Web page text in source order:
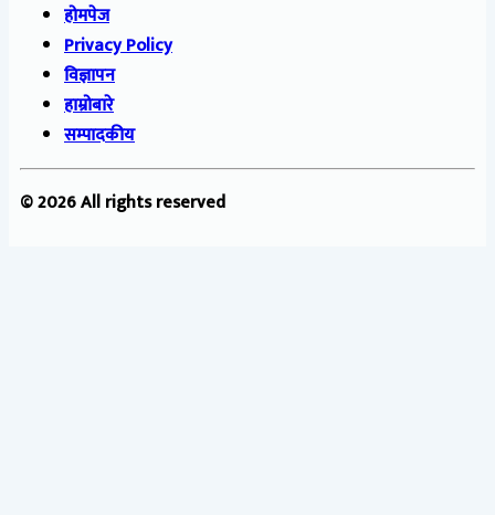
होमपेज
Privacy Policy
विज्ञापन
हाम्रोबारे
सम्पादकीय
© 2026 All rights reserved